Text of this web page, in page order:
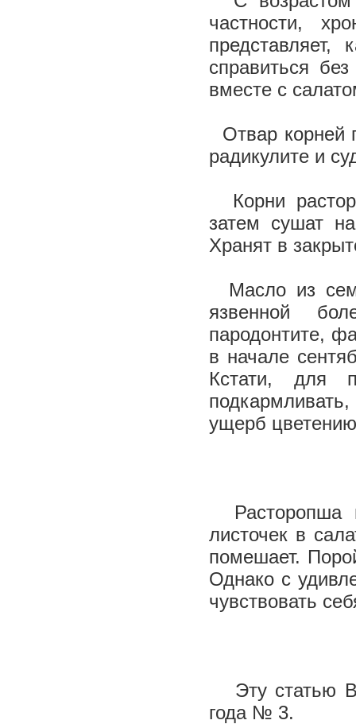
частности,
справиться
вместе с
Отвар корней
радикулите и
Корни
затем сушат
Хранят в
Масло из
язвенной
пародонтите,
в начале
Кстати, для
ущерб
Расторопша
листочек в
помешает.
Однако с
чувствовать
Эту статью
года № 3.